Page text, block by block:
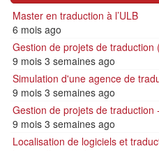
Master en traduction à l’ULB
6 mois ago
Gestion de projets de traduction
9 mois 3 semaines ago
Simulation d'une agence de
9 mois 3 semaines ago
Gestion de projets de traduction
9 mois 3 semaines ago
Localisation de logiciels et